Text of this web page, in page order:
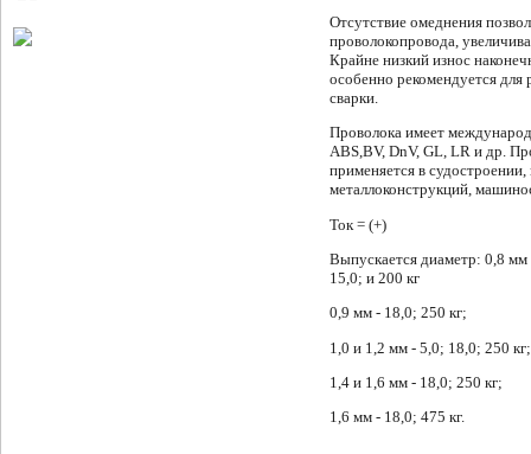
Отсутствие омеднения
проволокопровода,
Крайне низкий износ
особенно рекомендуется для
сварки.
Проволока имеет
ABS,BV, DnV, GL, LR и др.
применяется в су­достроении,
металлоконструкций,
Ток = (+)
Выпускается диаметр: 0,8
15,0; и 200 кг
0,9 мм - 18,0; 250 кг;
1,0 и 1,2 мм - 5,0; 18,0; 250 кг;
1,4 и 1,6 мм - 18,0; 250 кг;
1,6 мм - 18,0; 475 кг.